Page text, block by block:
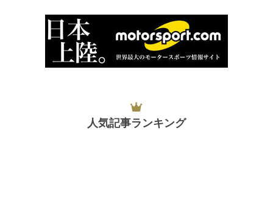
人気記事ランキング